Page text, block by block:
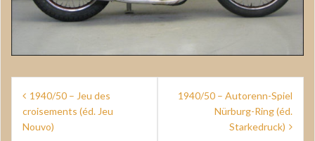
Navigation
de
l’article
1940/50 – Jeu des
croisements (éd. Jeu
Nouvo)
1940/50 – Autorenn-Spiel
Nürburg-Ring (éd.
Starkedruck)